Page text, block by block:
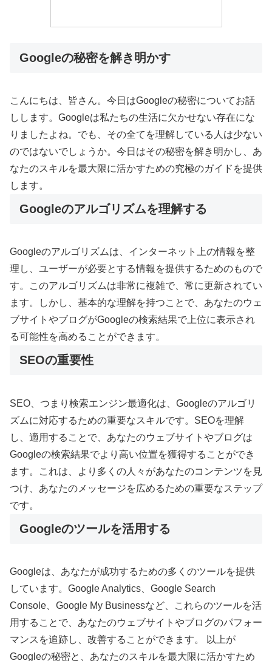
Googleの秘密を解き明かす
こんにちは、皆さん。今日はGoogleの秘密についてお話
しします。Googleは私たちの生活に欠かせない存在にな
りましたよね。でも、その全てを理解している人は少ない
のではないでしょうか。今日はその秘密を解き明かし、あ
なたのスキルを最大限に活かすための究極のガイドを提供
します。
Googleのアルゴリズムを理解する
Googleのアルゴリズムは、インターネット上の情報を整
理し、ユーザーが必要とする情報を提供するためのもので
す。このアルゴリズムは非常に複雑で、常に更新されてい
ます。しかし、基本的な理解を持つことで、あなたのウェ
ブサイトやブログがGoogleの検索結果で上位に表示され
る可能性を高めることができます。
SEOの重要性
SEO、つまり検索エンジン最適化は、Googleのアルゴリ
ズムに対応するための重要なスキルです。SEOを理解
し、適用することで、あなたのウェブサイトやブログは
Googleの検索結果でより高い位置を獲得することができ
ます。これは、より多くの人々があなたのコンテンツを見
つけ、あなたのメッセージを広めるための重要なステップ
です。
Googleのツールを活用する
Googleは、あなたが成功するための多くのツールを提供
しています。Google Analytics、Google Search
Console、Google My Businessなど、これらのツールを活
用することで、あなたのウェブサイトやブログのパフォー
マンスを追跡し、改善することができます。 以上が
Googleの秘密と、あなたのスキルを最大限に活かすため